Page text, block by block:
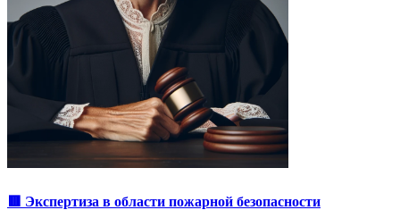
🟥 Экспертиза в области пожарной безопасности